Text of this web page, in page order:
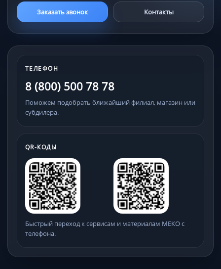
Заказать звонок Контакты
ТЕЛЕФОН
8 (800) 500 78 78
Поможем подобрать ближайший филиал, магазин или
субдилера.
QR-КОДЫ
Быстрый переход к сервисам и материалам МЕКО с
телефона.